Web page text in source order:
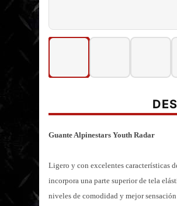
Guante Alpinestars Youth Radar
Ligero y con excelentes características
incorpora una parte superior de tela
niveles de comodidad y mejor